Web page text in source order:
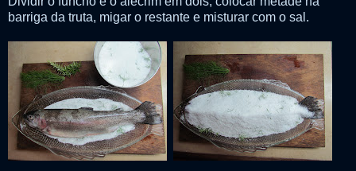
barriga da truta, migar o restante e misturar com o sal.